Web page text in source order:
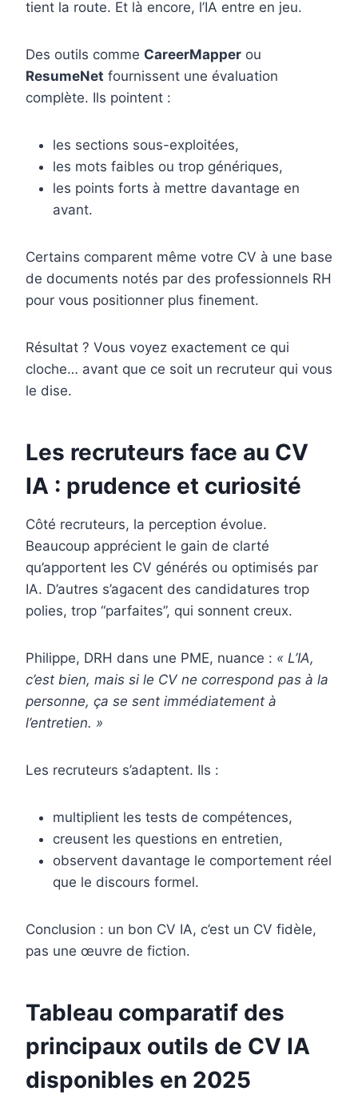
tient la route. Et là encore, l’IA entre en jeu.
Des outils comme CareerMapper ou
ResumeNet fournissent une évaluation
complète. Ils pointent :
les sections sous-exploitées,
les mots faibles ou trop génériques,
les points forts à mettre davantage en
avant.
Certains comparent même votre CV à une base
de documents notés par des professionnels RH
pour vous positionner plus finement.
Résultat ? Vous voyez exactement ce qui
cloche… avant que ce soit un recruteur qui vous
le dise.
Les recruteurs face au CV
IA : prudence et curiosité
Côté recruteurs, la perception évolue.
Beaucoup apprécient le gain de clarté
qu’apportent les CV générés ou optimisés par
IA. D’autres s’agacent des candidatures trop
polies, trop “parfaites”, qui sonnent creux.
Philippe, DRH dans une PME, nuance : « L’IA,
c’est bien, mais si le CV ne correspond pas à la
personne, ça se sent immédiatement à
l’entretien. »
Les recruteurs s’adaptent. Ils :
multiplient les tests de compétences,
creusent les questions en entretien,
observent davantage le comportement réel
que le discours formel.
Conclusion : un bon CV IA, c’est un CV fidèle,
pas une œuvre de fiction.
Tableau comparatif des
principaux outils de CV IA
disponibles en 2025